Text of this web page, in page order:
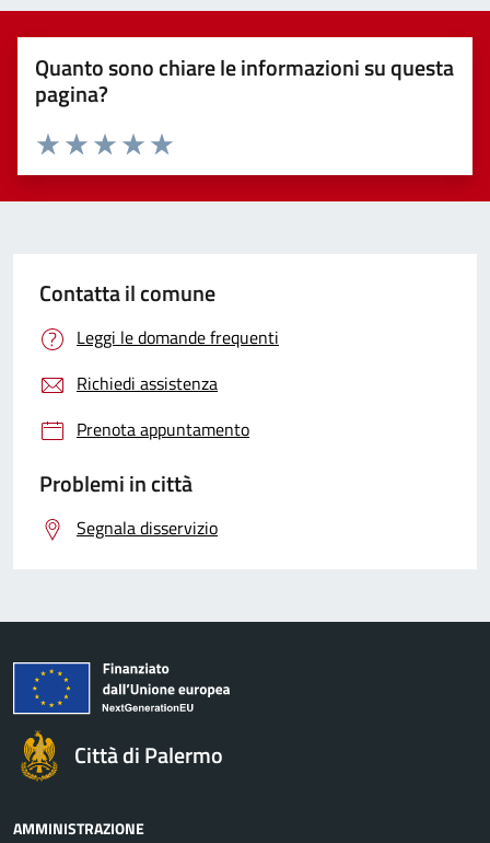
Quanto sono chiare le informazioni su questa
pagina?
Valuta 5 stelle su 5
Valuta 4 stelle su 5
Valuta 3 stelle su 5
Valuta 2 stelle su 5
Valuta 1 stelle su 5
Contatta il comune
Leggi le domande frequenti
Richiedi assistenza
Prenota appuntamento
Problemi in città
Segnala disservizio
Città di Palermo
AMMINISTRAZIONE